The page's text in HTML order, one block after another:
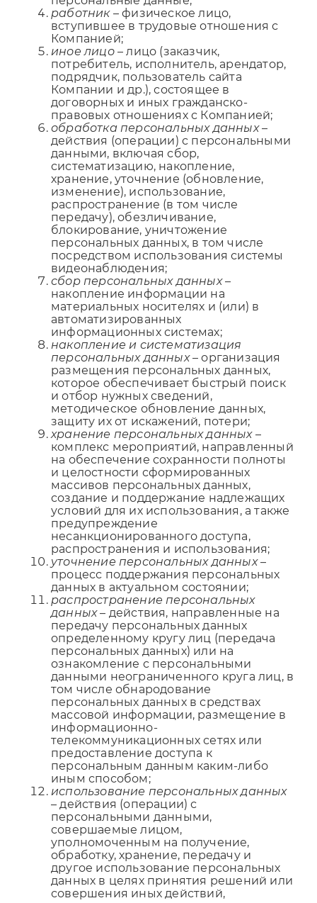
работник– физическое лицо,
вступившее в трудовые отношения с
Компанией;
иное лицо– лицо (заказчик,
потребитель, исполнитель, арендатор,
подрядчик, пользователь сайта
Компании и др.), состоящее в
договорных и иных гражданско-
правовых отношениях с Компанией;
обработка персональных данных–
действия (операции) с персональными
данными, включая сбор,
систематизацию, накопление,
хранение, уточнение (обновление,
изменение), использование,
распространение (в том числе
передачу), обезличивание,
блокирование, уничтожение
персональных данных, в том числе
посредством использования системы
видеонаблюдения;
сбор персональных данных–
накопление информации на
материальных носителях и (или) в
автоматизированных
информационных системах;
накопление и систематизация
персональных данных– организация
размещения персональных данных,
которое обеспечивает быстрый поиск
и отбор нужных сведений,
методическое обновление данных,
защиту их от искажений, потери;
хранение персональных данных–
комплекс мероприятий, направленный
на обеспечение сохранности полноты
и целостности сформированных
массивов персональных данных,
создание и поддержание надлежащих
условий для их использования, а также
предупреждение
несанкционированного доступа,
распространения и использования;
уточнение персональных данных–
процесс поддержания персональных
данных в актуальном состоянии;
распространение персональных
данных– действия, направленные на
передачу персональных данных
определенному кругу лиц (передача
персональных данных) или на
ознакомление с персональными
данными неограниченного круга лиц, в
том числе обнародование
персональных данных в средствах
массовой информации, размещение в
информационно-
телекоммуникационных сетях или
предоставление доступа к
персональным данным каким-либо
иным способом;
использование персональных данных
– действия (операции) с
персональными данными,
совершаемые лицом,
уполномоченным на получение,
обработку, хранение, передачу и
другое использование персональных
данных в целях принятия решений или
совершения иных действий,